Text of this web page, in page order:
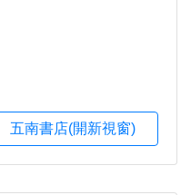
五南書店(開新視窗)